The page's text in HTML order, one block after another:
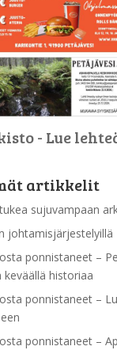
- Lue
artikkelit
sujuvampaan
johtamisjärjestelyillä
ponnistaneet –
historiaa
ponnistaneet –
ponnistaneet –